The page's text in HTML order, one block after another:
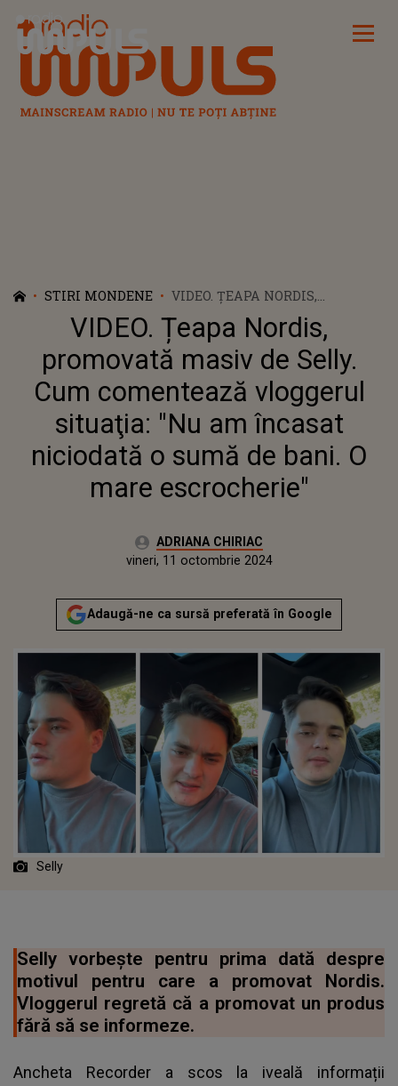
Radio Impuls
STIRI MONDENE
VIDEO. ȚEAPA NORDIS,
PROMOVATĂ MASIV DE SELLY.
CUM COMENTEAZĂ VLOGGERUL
SITUAŢIA: "NU AM ÎNCASAT
NICIODATĂ O SUMĂ DE BANI. O
MARE ESCROCHERIE"
VIDEO. Țeapa Nordis,
promovată masiv de Selly.
Cum comentează vloggerul
situaţia: "Nu am încasat
niciodată o sumă de bani. O
mare escrocherie"
Autor:ADRIANA CHIRIAC
vineri, 11 octombrie 2024Actualizat:
vineri, 11 octombrie 2024
Adaugă-ne ca sursă preferată în Google
Selly
Selly vorbește pentru prima dată despre
motivul pentru care a promovat Nordis.
Vloggerul regretă că a promovat un produs
fără să se informeze.
Ancheta Recorder a scos la iveală informații